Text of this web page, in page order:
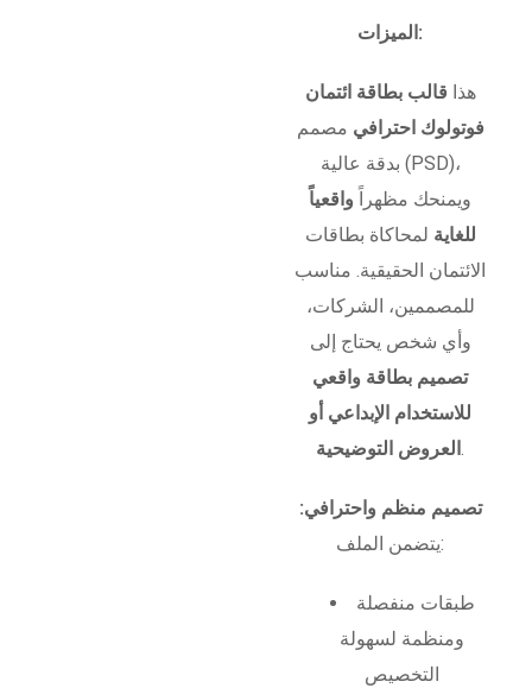
الميزات:
هذا قالب بطاقة ائتمان
فوتولوك احترافي مصمم
بدقة عالية (PSD)،
ويمنحك مظهراً واقعياً
للغاية لمحاكاة بطاقات
الائتمان الحقيقية. مناسب
للمصممين، الشركات،
وأي شخص يحتاج إلى
تصميم بطاقة واقعي
للاستخدام الإبداعي أو
العروض التوضيحية .
تصميم منظم واحترافي:
يتضمن الملف:
طبقات منفصلة
ومنظمة لسهولة
التخصيص